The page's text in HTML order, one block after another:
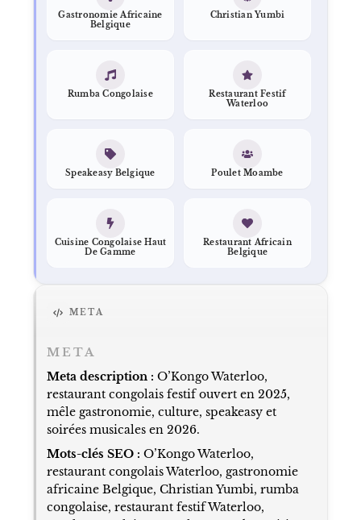
Gastronomie Africaine
Belgique
Christian Yumbi
Rumba Congolaise
Restaurant Festif
Waterloo
Speakeasy Belgique Poulet Moambe
Cuisine Congolaise Haut
De Gamme
Restaurant Africain
Belgique
META
META
Meta description : O’Kongo Waterloo,
restaurant congolais festif ouvert en 2025,
mêle gastronomie, culture, speakeasy et
soirées musicales en 2026.
Mots-clés SEO : O’Kongo Waterloo,
restaurant congolais Waterloo, gastronomie
africaine Belgique, Christian Yumbi, rumba
congolaise, restaurant festif Waterloo,